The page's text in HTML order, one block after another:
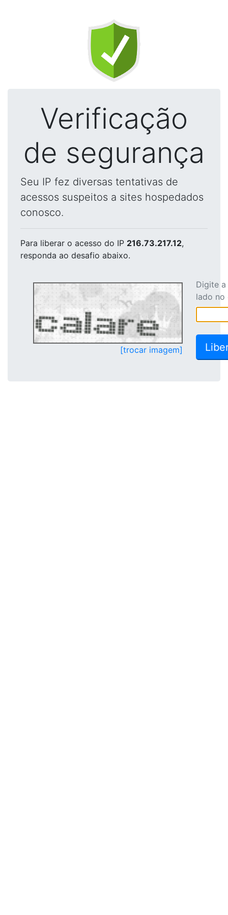
Verificação
de segurança
Seu IP fez diversas tentativas de
acessos suspeitos a sites hospedados
conosco.
Para liberar o acesso do IP 216.73.217.12,
responda ao desafio abaixo.
[trocar imagem]
Digite
lado no